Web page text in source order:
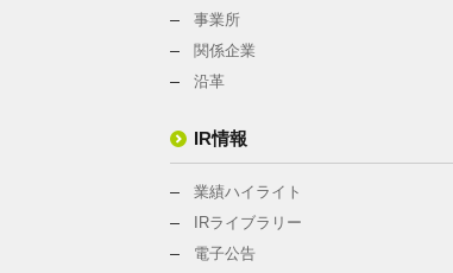
事業所
関係企業
沿革
IR情報
業績ハイライト
IRライブラリー
電子公告